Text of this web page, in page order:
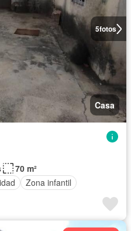
5fotos
Casa
70 m²
Zona infantil